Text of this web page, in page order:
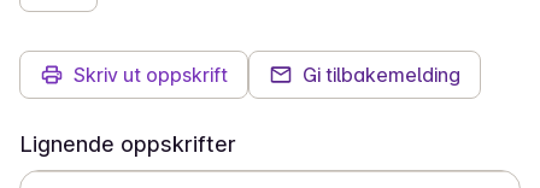
Skriv ut oppskrift Gi tilbakemelding
Lignende oppskrifter